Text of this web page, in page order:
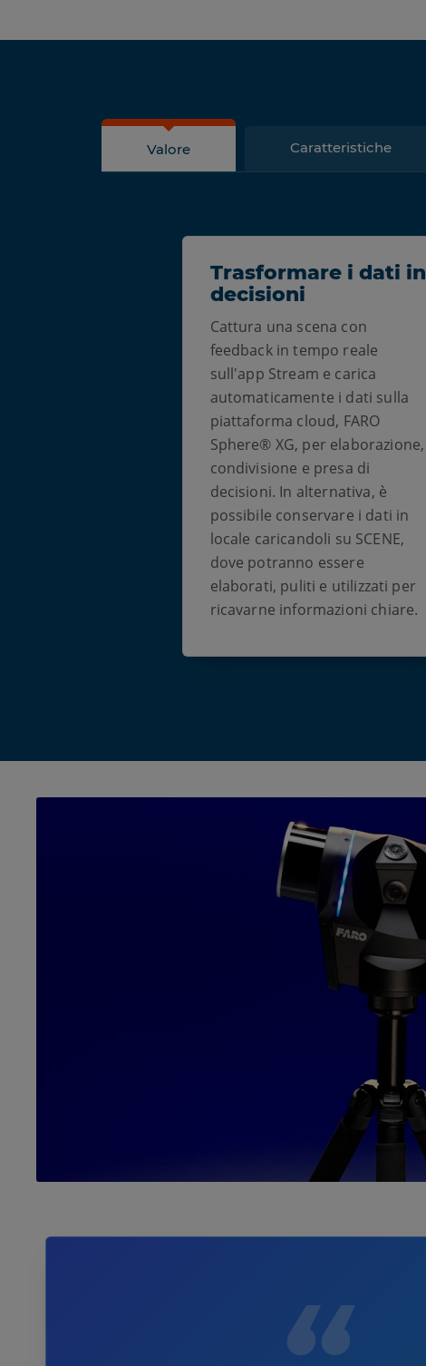
Valore Caratteristiche
Trasformare i dati in
decisioni
Cattura una scena con
feedback in tempo reale
sull'app Stream e carica
automaticamente i dati sulla
piattaforma cloud, FARO
Sphere® XG, per elaborazione,
condivisione e presa di
decisioni. In alternativa, è
possibile conservare i dati in
locale caricandoli su SCENE,
dove potranno essere
elaborati, puliti e utilizzati per
ricavarne informazioni chiare.